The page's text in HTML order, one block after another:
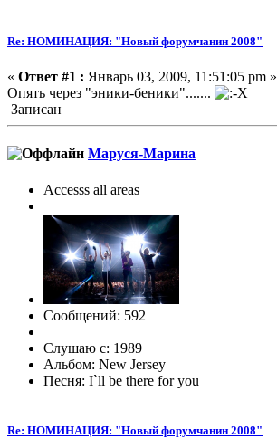
Re: НОМИНАЦИЯ: "Новый форумчанин 2008"
« Ответ #1 : Январь 03, 2009, 11:51:05 pm »
Опять через "эники-беники".......
Записан
Маруся-Марина
Accesss all areas
Сообщений: 592
Слушаю с: 1989
Альбом: New Jersey
Песня: I`ll be there for you
Re: НОМИНАЦИЯ: "Новый форумчанин 2008"